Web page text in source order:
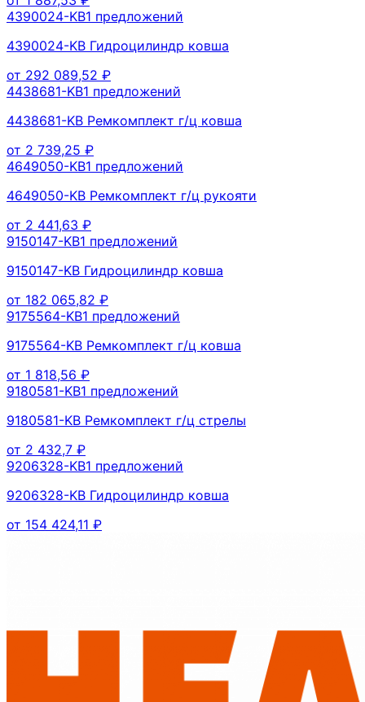
4390024-KB1 предложений
4390024-KB Гидроцилиндр ковша
от 292 089,52 ₽
4438681-KB1 предложений
4438681-KB Ремкомплект г/ц ковша
от 2 739,25 ₽
4649050-KB1 предложений
4649050-KB Ремкомплект г/ц рукояти
от 2 441,63 ₽
9150147-KB1 предложений
9150147-KB Гидроцилиндр ковша
от 182 065,82 ₽
9175564-KB1 предложений
9175564-KB Ремкомплект г/ц ковша
от 1 818,56 ₽
9180581-KB1 предложений
9180581-KB Ремкомплект г/ц стрелы
от 2 432,7 ₽
9206328-KB1 предложений
9206328-KB Гидроцилиндр ковша
от 154 424,11 ₽